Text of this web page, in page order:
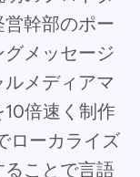
幹部のポー
グメッセージ
メディアマ
倍速く制作
ローカライズ
ことで言語